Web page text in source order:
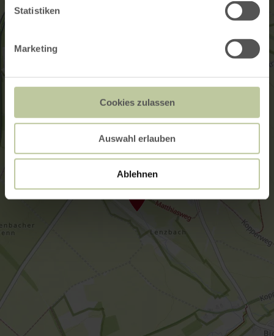
Statistiken
Marketing
Cookies zulassen
Auswahl erlauben
Ablehnen